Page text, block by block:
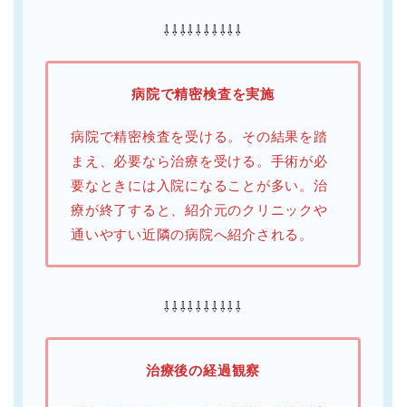
⇩⇩⇩⇩⇩⇩⇩⇩⇩⇩
病院で精密検査を実施
病院で精密検査を受ける。その結果を踏
まえ、必要なら治療を受ける。手術が必
要なときには入院になることが多い。治
療が終了すると、紹介元のクリニックや
通いやすい近隣の病院へ紹介される。
⇩⇩⇩⇩⇩⇩⇩⇩⇩⇩
治療後の経過観察